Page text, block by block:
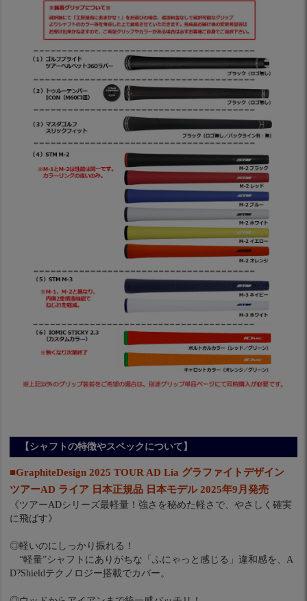
【シャフトの特徴やスペックについて】
■GraphiteDesign 2025 TOUR AD Lia グラファイトデザイン
ツアーAD ライア 日本正規品 日本モデル 2025年9月発売
《ツアーADシリーズ最軽量！強さを秘めた軽さで、やさしく確実
に飛ばす》
◎軽いのにしっかり振れる！
“軽量”シャフトにありがちな「ふにゃっと感じる」違和感を、A
D?Shieldテクノロジー搭載でカバー。